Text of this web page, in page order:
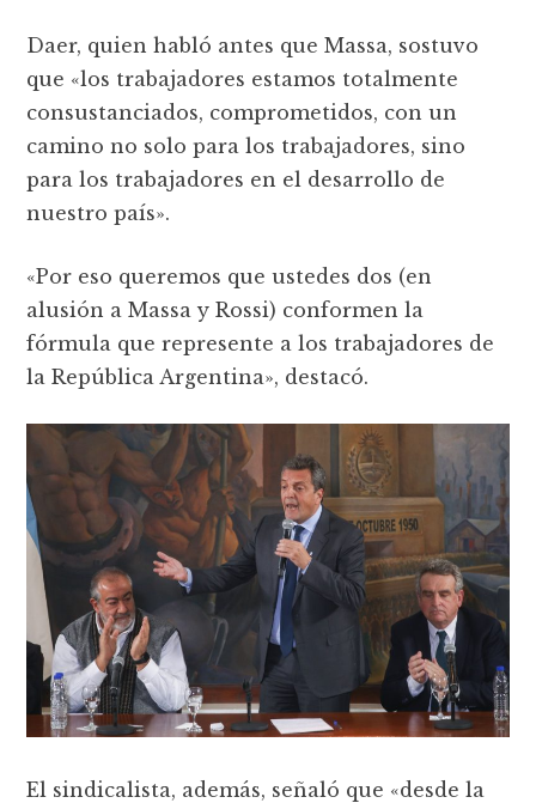
Daer, quien habló antes que Massa, sostuvo
que «los trabajadores estamos totalmente
consustanciados, comprometidos, con un
camino no solo para los trabajadores, sino
para los trabajadores en el desarrollo de
nuestro país».
«Por eso queremos que ustedes dos (en
alusión a Massa y Rossi) conformen la
fórmula que represente a los trabajadores de
la República Argentina», destacó.
El sindicalista, además, señaló que «desde la